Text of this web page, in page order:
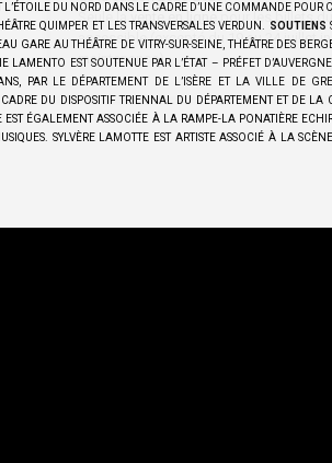
L’ÉTOILE DU NORD DANS LE CADRE D’UNE COMMANDE POUR
QUIMPER ET LES TRANSVERSALES VERDUN. SOUTIENS
GARE AU THÉÂTRE DE VITRY-SUR-SEINE, THÉÂTRE DES
LAMENTO EST SOUTENUE PAR L’ÉTAT – PRÉFET
PAR LE DÉPARTEMENT DE L’ISÈRE ET LA VILLE DE
DU DISPOSITIF TRIENNAL DU DÉPARTEMENT ET DE
ÉGALEMENT ASSOCIÉE À LA RAMPE-LA PONATIÈRE
SYLVÈRE LAMOTTE EST ARTISTE ASSOCIÉ À LA
Seule lavente en lignepour les billets
accessible (excepté du 19 au 24 juillet
maintenance).